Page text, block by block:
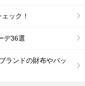
ック！
デ36選
ランドの財布やバッ